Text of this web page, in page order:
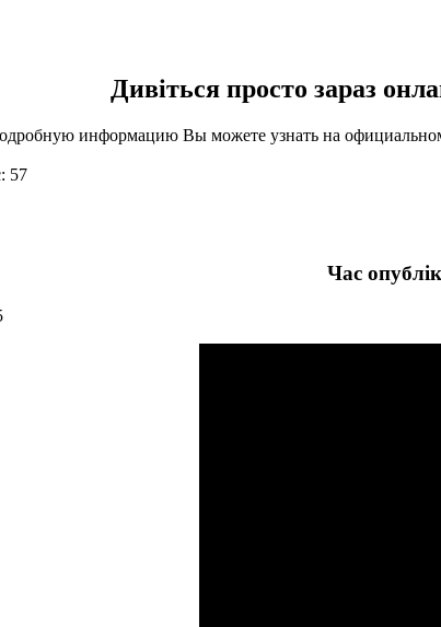
Дивіться просто зараз
информацию Вы можете узнать на
57
Час